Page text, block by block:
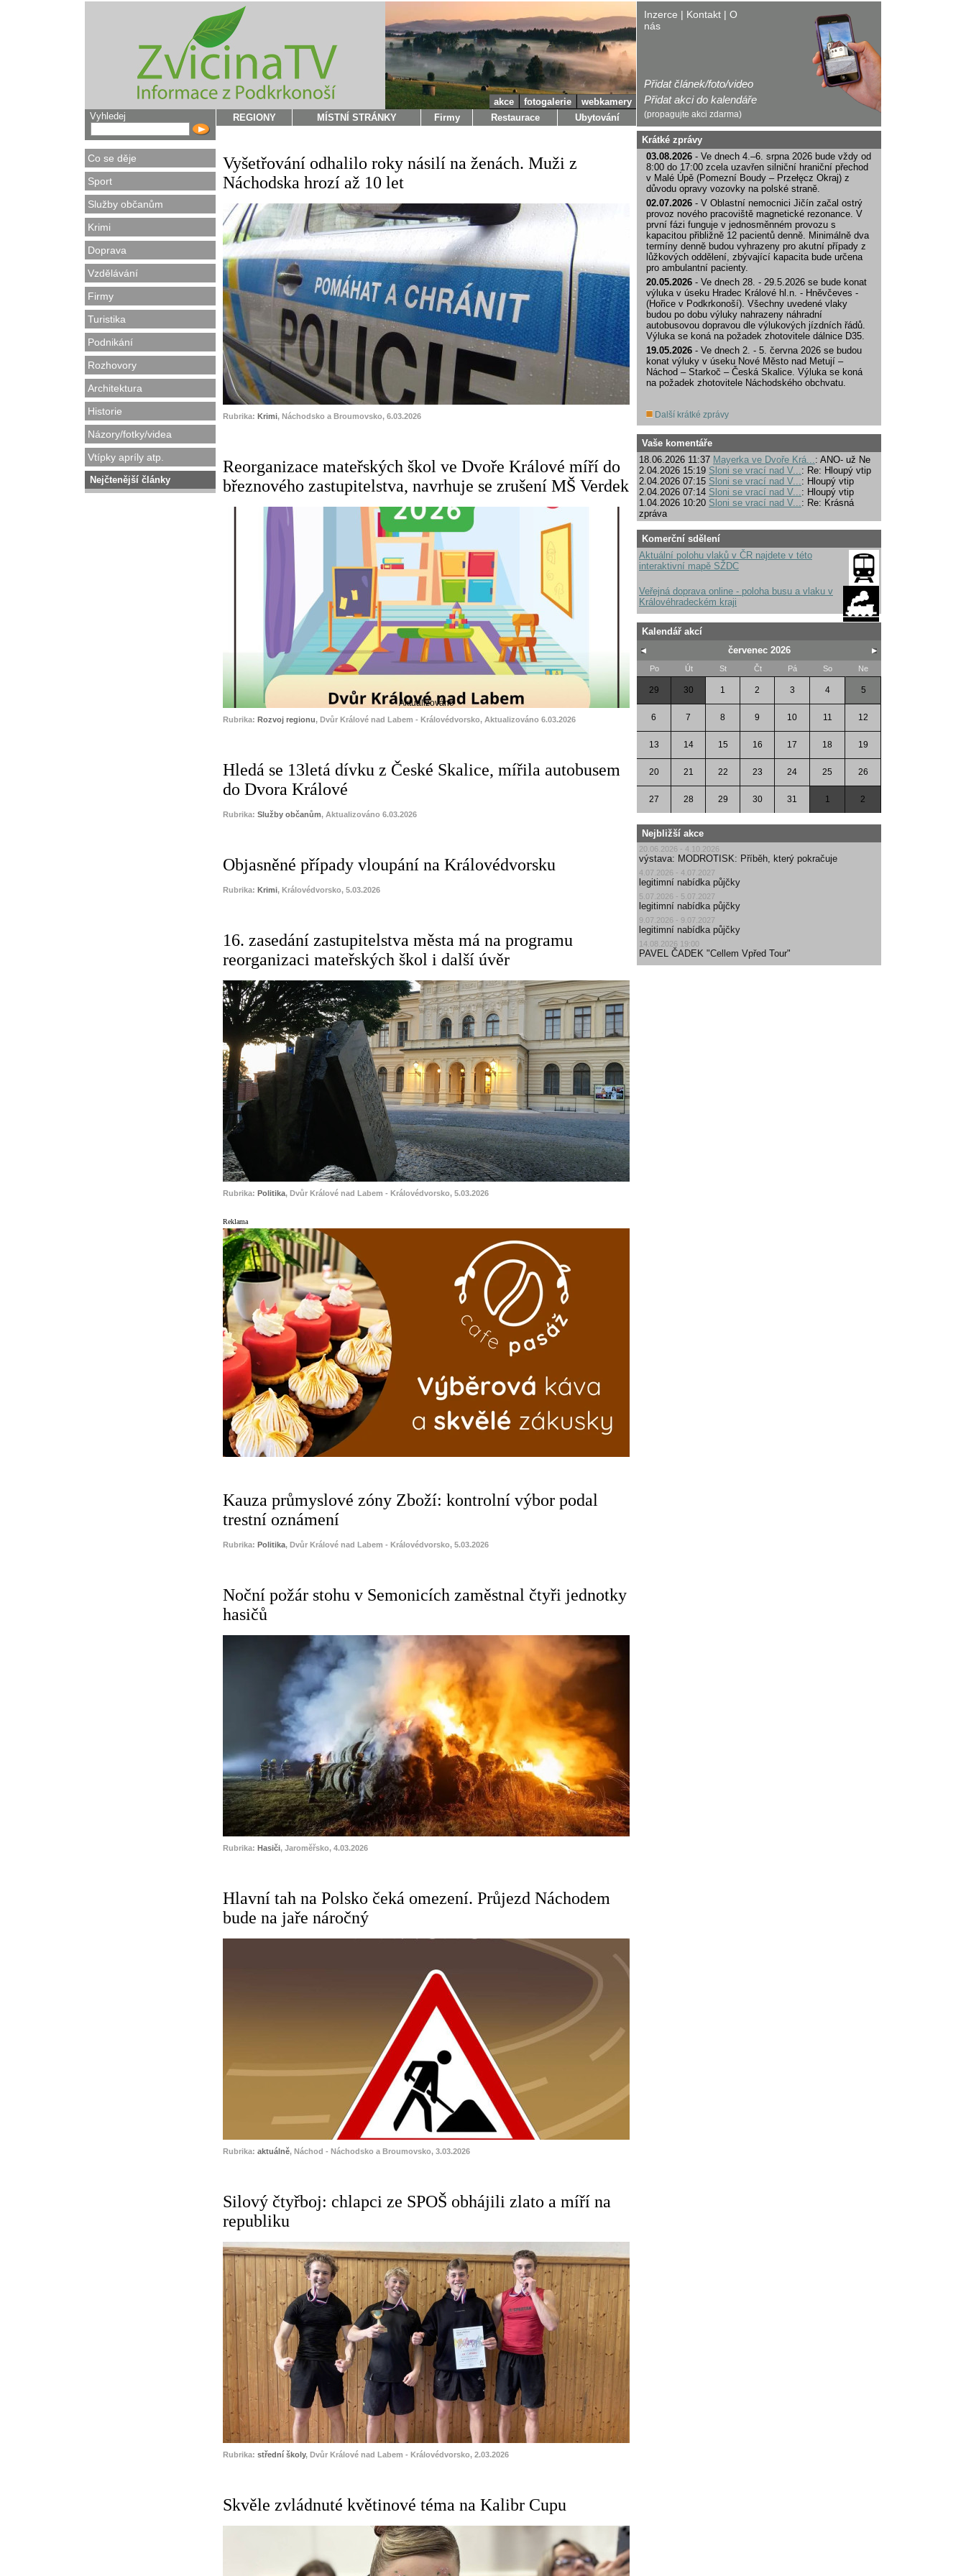
Vyhledej
Co se děje
Sport
Služby občanům
Krimi
Doprava
Vzdělávání
Firmy
Turistika
Podnikání
Rozhovory
Architektura
Historie
Názory/fotky/videa
Vtípky apríly atp.
Nejčtenější články
Inzerce | Kontakt | O
nás
Přidat článek/foto/video
Přidat akci do kalendáře
(propagujte akci zdarma)
akce fotogalerie
webkamery
REGIONY
MÍSTNÍ STRÁNKY Firmy Restaurace Ubytování
Vyšetřování odhalilo roky násilí na ženách. Muži z
Náchodska hrozí až 10 let
Rubrika: Krimi, Náchodsko a Broumovsko, 6.03.2026
Reorganizace mateřských škol ve Dvoře Králové míří do
březnového zastupitelstva, navrhuje se zrušení MŠ Verdek
Aktualizováno
Rubrika: Rozvoj regionu, Dvůr Králové nad Labem - Královédvorsko, Aktualizováno 6.03.2026
Hledá se 13letá dívku z České Skalice, mířila autobusem
do Dvora Králové
Rubrika: Služby občanům, Aktualizováno 6.03.2026
Objasněné případy vloupání na Královédvorsku
Rubrika: Krimi, Královédvorsko, 5.03.2026
16. zasedání zastupitelstva města má na programu
reorganizaci mateřských škol i další úvěr
Rubrika: Politika, Dvůr Králové nad Labem - Královédvorsko, 5.03.2026
Reklama
Kauza průmyslové zóny Zboží: kontrolní výbor podal
trestní oznámení
Rubrika: Politika, Dvůr Králové nad Labem - Královédvorsko, 5.03.2026
Noční požár stohu v Semonicích zaměstnal čtyři jednotky
hasičů
Rubrika: Hasiči, Jaroměřsko, 4.03.2026
Hlavní tah na Polsko čeká omezení. Průjezd Náchodem
bude na jaře náročný
Rubrika: aktuálně, Náchod - Náchodsko a Broumovsko, 3.03.2026
Silový čtyřboj: chlapci ze SPOŠ obhájili zlato a míří na
republiku
Rubrika: střední školy, Dvůr Králové nad Labem - Královédvorsko, 2.03.2026
Skvěle zvládnuté květinové téma na Kalibr Cupu
Krátké zprávy
03.08.2026 - Ve dnech 4.–6. srpna 2026 bude vždy od
8:00 do 17:00 zcela uzavřen silniční hraniční přechod
v Malé Úpě (Pomezní Boudy – Przełęcz Okraj) z
důvodu opravy vozovky na polské straně.
02.07.2026 - V Oblastní nemocnici Jičín začal ostrý
provoz nového pracoviště magnetické rezonance. V
první fázi funguje v jednosměnném provozu s
kapacitou přibližně 12 pacientů denně. Minimálně dva
termíny denně budou vyhrazeny pro akutní případy z
lůžkových oddělení, zbývající kapacita bude určena
pro ambulantní pacienty.
20.05.2026 - Ve dnech 28. - 29.5.2026 se bude konat
výluka v úseku Hradec Králové hl.n. - Hněvčeves -
(Hořice v Podkrkonoší). Všechny uvedené vlaky
budou po dobu výluky nahrazeny náhradní
autobusovou dopravou dle výlukových jízdních řádů.
Výluka se koná na požadek zhotovitele dálnice D35.
19.05.2026 - Ve dnech 2. - 5. června 2026 se budou
konat výluky v úseku Nové Město nad Metují –
Náchod – Starkoč – Česká Skalice. Výluka se koná
na požadek zhotovitele Náchodského obchvatu.
Další krátké zprávy
Vaše komentáře
18.06.2026 11:37 Mayerka ve Dvoře Krá...: ANO- už Ne
2.04.2026 15:19 Sloni se vrací nad V...: Re: Hloupý vtip
2.04.2026 07:15 Sloni se vrací nad V...: Hloupý vtip
2.04.2026 07:14 Sloni se vrací nad V...: Hloupý vtip
1.04.2026 10:20 Sloni se vrací nad V...: Re: Krásná
zpráva
Komerční sdělení
Aktuální polohu vlaků v ČR najdete v této
interaktivní mapě SŽDC
Veřejná doprava online - poloha busu a vlaku v
Královéhradeckém kraji
Kalendář akcí
červenec 2026
Po Út St Čt Pá So Ne
29 30 1 2 3 4 5
6 7 8 9 10 11 12
13 14 15 16 17 18 19
20 21 22 23 24 25 26
27 28 29 30 31 1 2
Nejbližší akce
20.06.2026 - 4.10.2026
výstava: MODROTISK: Příběh, který pokračuje
4.07.2026 - 4.07.2027
legitimní nabídka půjčky
5.07.2026 - 5.07.2027
legitimní nabídka půjčky
9.07.2026 - 9.07.2027
legitimní nabídka půjčky
14.08.2026 19:00
PAVEL ČADEK "Cellem Vpřed Tour"